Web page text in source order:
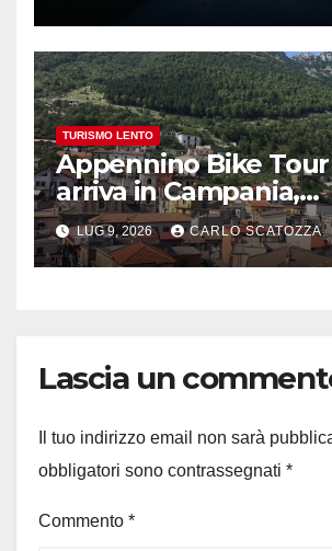
TURISMO LENTO
Appennino Bike
arriva in Campania,
appuntamento a
Agricola
LUG 9, 2026 CARLO SCATOZZA
Lascia un
Il tuo indirizzo email non sarà
obbligatori sono contrassegnati *
Commento *